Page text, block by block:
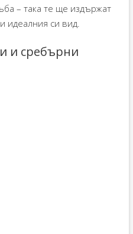
– така те ще издържат
идеалния си вид.
и сребърни